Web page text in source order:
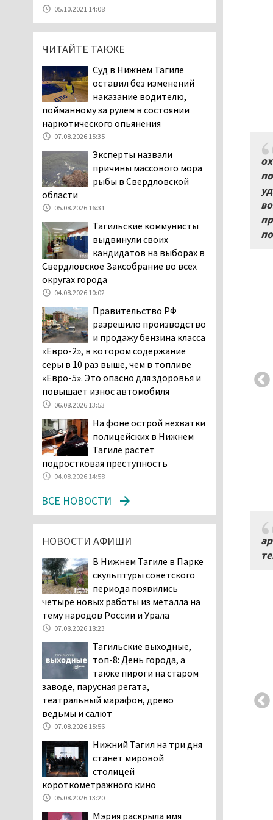
уголовное дело о
мошенничестве при
строительстве ИЖС в Нижнем
Тагиле
Екатеринбург подвергся
атаке БПЛА, восемь из
них были сбиты, три
упали на крышу логистического
центра
Тагильские спасатели
помогли заблудившемуся
в лесу мужчине найти
дорогу домой
Прокуратура
Дзержинского района
Нижнего Тагила
возбудила административное дело в
отношении «Водоканала-НТ» из-за
06.08.2026 15:42
Двое детей пострадали
при сходе трамвая с
рельсов в Нижнем Тагиле
06.08.2026 14:25
Правительство РФ
разрешило производство
и продажу бензина класса
«Евро-2», в котором содержание
серы в 10 раз выше, чем в топливе
«Евро-5». Это опасно для здоровья и
повышает износ автомобиля
В Детской городской
больнице № 3 Нижнего
обвинения родителей, которые
заявили, что их дочь в палате
покусала бельевая вошь
06.08.2026 13:02
В Нижнем Тагиле на три
дня запретят
электросамокаты
06.08.2026 11:41
«Я уверен, это бельевая
вошь». Родители 10-
летней девочки
пожаловались на кровососущих
паразитов, которые искусали их
ребёнка в детской больнице
Нижнего Тагила
05.08.2026 17:59
Директора уральского
предприятия по
производству дронов
«Упырь» подорвали в автомобиле
05.10.2021 14:08
ЧИТАЙТЕ ТАКЖЕ
Суд в Нижнем Тагиле
оставил без изменений
наказание водителю,
пойманному за рулём в состоянии
наркотического опьянения
07.08.2026 15:35
Эксперты назвали
причины массового мора
рыбы в Свердловской
области
05.08.2026 16:31
Тагильские коммунисты
выдвинули своих
кандидатов на выборах в
Свердловское Заксобрание во всех
округах города
04.08.2026 10:02
Правительство РФ
разрешило производство
и продажу бензина класса
«Евро-2», в котором содержание
серы в 10 раз выше, чем в топливе
«Евро-5». Это опасно для здоровья и
повышает износ автомобиля
06.08.2026 13:53
На фоне острой нехватки
полицейских в Нижнем
Тагиле растёт
подростковая преступность
04.08.2026 14:58
ВСЕ НОВОСТИ
НОВОСТИ АФИШИ
В Нижнем Тагиле в Парке
скульптуры советского
периода появились
четыре новых работы из металла на
тему народов России и Урала
07.08.2026 18:23
Тагильские выходные,
топ-8: День города, а
также пироги на старом
заводе, парусная регата,
театральный марафон, древо
ведьмы и салют
07.08.2026 15:56
Нижний Тагил на три дня
станет мировой
столицей
короткометражного кино
05.08.2026 13:20
Мэрия раскрыла имя